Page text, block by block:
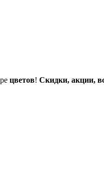
цветов! Скидки, акции,